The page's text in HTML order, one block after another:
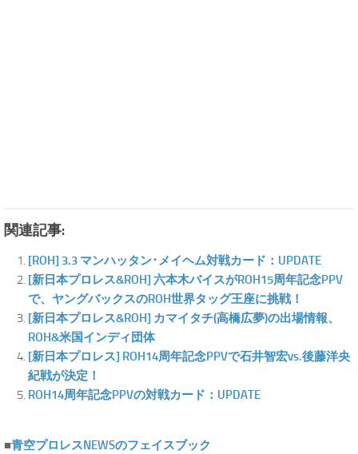
関連記事:
[ROH] 3.3 マンハッタン･メイヘム対戦カード：UPDATE
[新日本プロレス&ROH] 六本木バイスがROH15周年記念PPV
で、ヤングバックスのROH世界タッグ王座に挑戦！
[新日本プロレス&ROH] カマイタチ(高橋広夢)の出場情報、
ROH&米国インディ団体
[新日本プロレス] ROH14周年記念PPVで石井智宏vs.後藤洋央
紀戦が決定！
ROH14周年記念PPVの対戦カード：UPDATE
■青空プロレスNEWSのフェイスブック